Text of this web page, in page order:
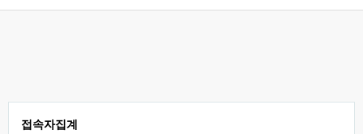
접속자집계